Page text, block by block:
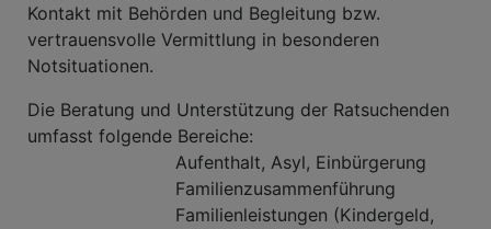
Kontakt mit Behörden und Begleitung bzw.
vertrauensvolle Vermittlung in besonderen
Notsituationen.
Die Beratung und Unterstützung der Ratsuchenden
umfasst folgende Bereiche:
Aufenthalt, Asyl, Einbürgerung
Familienzusammenführung
Familienleistungen (Kindergeld,